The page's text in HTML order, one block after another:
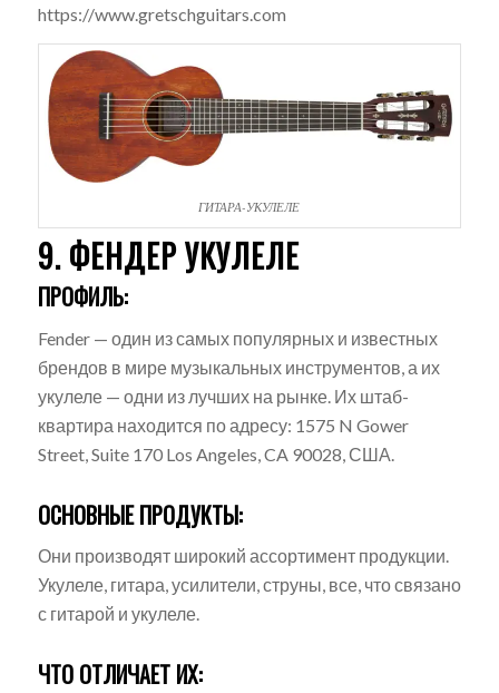
https://www.gretschguitars.com
ГИТАРА-УКУЛЕЛЕ
9. ФЕНДЕР УКУЛЕЛЕ
ПРОФИЛЬ:
Fender — один из самых популярных и известных
брендов в мире музыкальных инструментов, а их
укулеле — одни из лучших на рынке. Их штаб-
квартира находится по адресу: 1575 N Gower
Street, Suite 170 Los Angeles, CA 90028, США.
ОСНОВНЫЕ ПРОДУКТЫ:
Они производят широкий ассортимент продукции.
Укулеле, гитара, усилители, струны, все, что связано
с гитарой и укулеле.
ЧТО ОТЛИЧАЕТ ИХ: